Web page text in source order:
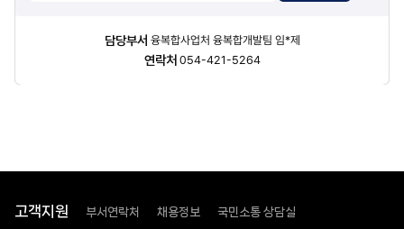
담당부서 융복합사업처 융복합개발팀 임*제
연락처 054-421-5264
고객지원 부서연락처 채용정보 국민소통 상담실